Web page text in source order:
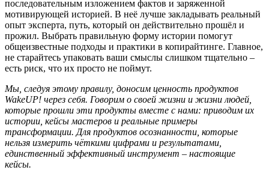
последовательным изложением фактов и заряженной
мотивирующей историей. В неё лучше закладывать реальный
опыт эксперта, путь, который он действительно прошёл и
прожил. Выбрать правильную форму истории помогут
общеизвестные подходы и практики в копирайтинге. Главное,
не старайтесь упаковать ваши смыслы слишком тщательно –
есть риск, что их просто не поймут.
Мы, следуя этому правилу, доносим ценность продуктов
WakeUP! через себя. Говорим о своей жизни и жизни людей,
которые прошли эти продукты вместе с нами: приводим их
истории, кейсы мастеров и реальные примеры
трансформации. Для продуктов осознанности, которые
нельзя измерить чёткими цифрами и результатами,
единственный эффективный инструмент – настоящие
кейсы.